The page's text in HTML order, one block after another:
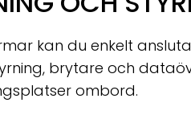
kan du enkelt
brytare och
ombord.